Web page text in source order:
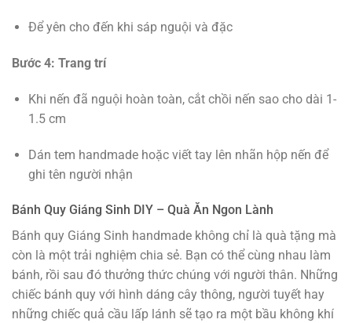
Để yên cho đến khi sáp nguội và đặc
Bước 4: Trang trí
Khi nến đã nguội hoàn toàn, cắt chồi nến sao cho dài 1-
1.5 cm
Dán tem handmade hoặc viết tay lên nhãn hộp nến để
ghi tên người nhận
Bánh Quy Giáng Sinh DIY – Quà Ăn Ngon Lành
Bánh quy Giáng Sinh handmade không chỉ là quà tặng mà
còn là một trải nghiệm chia sẻ. Bạn có thể cùng nhau làm
bánh, rồi sau đó thưởng thức chúng với người thân. Những
chiếc bánh quy với hình dáng cây thông, người tuyết hay
những chiếc quả cầu lấp lánh sẽ tạo ra một bầu không khí